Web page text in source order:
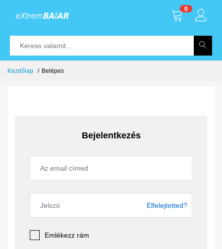
0
Kezdőlap Belépes
Bejelentkezés
Elfelejtetted?
Emlékezz rám